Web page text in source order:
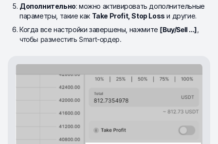
Дополнительно: можно активировать дополнительные
параметры, такие как Take Profit, Stop Loss и другие.
Когда все настройки завершены, нажмите [Buy/Sell ...],
чтобы разместить Smart-ордер.